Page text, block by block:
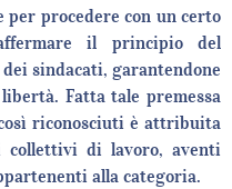
per procedere con un certo
il principio del
sindacati, garantendone
Fatta tale premessa
riconosciuti è attribuita
di lavoro, aventi
alla categoria.